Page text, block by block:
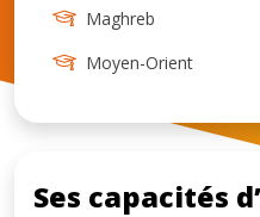
Maghreb
Moyen-Orient
Ses capacités